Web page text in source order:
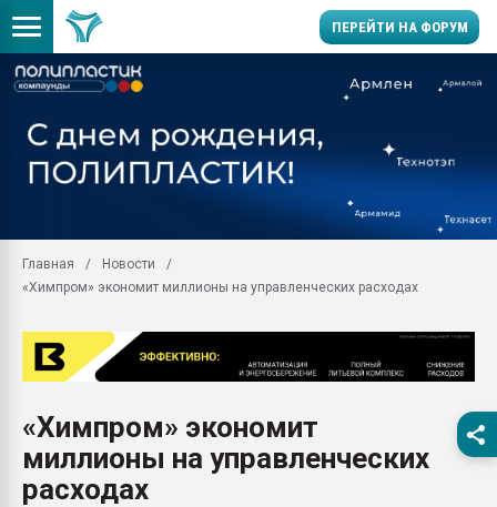
ПЕРЕЙТИ НА ФОРУМ
заводу пластмасс"
28.07.2026
28.07.2026
Главная
Новости
«Химпром» экономит миллионы на управленческих расходах
«Химпром» экономит
миллионы на управленческих
расходах